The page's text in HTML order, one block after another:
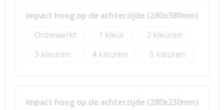
impact hoog op de achterzijde (280x380mm)
Onbewerkt
1
2
3
4 5
impact hoog op de achterzijde (280x230mm)